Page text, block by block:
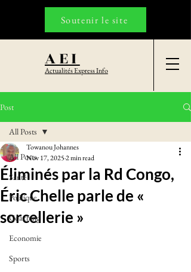
AEI
Actualités Express Info
Soutenir le site
Post
All Posts
Santé
Politique
Coaching
Economie
Sports
All Posts
Éliminés par la Rd Congo,
Éric Chelle parle de «
sorcellerie »
Towanou Johannes
Nov 17, 20252 min read